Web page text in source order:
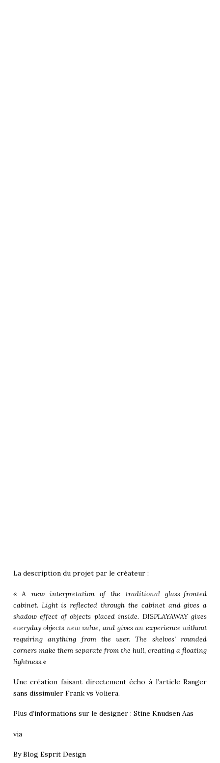
La description du projet par le créateur :
« A new interpretation of the traditional glass-fronted
cabinet. Light is reflected through the cabinet and gives a
shadow effect of objects placed inside. DISPLAYAWAY gives
everyday objects new value, and gives an experience without
requiring anything from the user. The shelves’ rounded
corners make them separate from the hull, creating a floating
lightness.«
Une création faisant directement écho à l’articleRanger
sans dissimuler Frank vs Voliera.
Plus d’informations sur le designer : Stine Knudsen Aas
via
ByBlog Esprit Design